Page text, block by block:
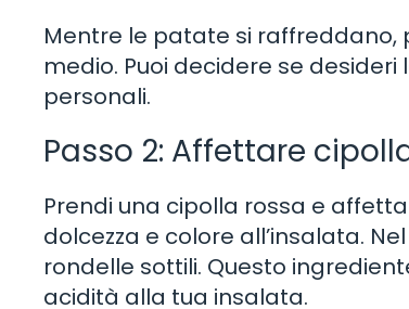
Mentre le patate si raffreddano,
medio. Puoi decidere se
personali.
Passo 2: Affettare
Prendi una cipolla rossa e
dolcezza e colore all’insalata.
rondelle sottili. Questo
acidità alla tua insalata.